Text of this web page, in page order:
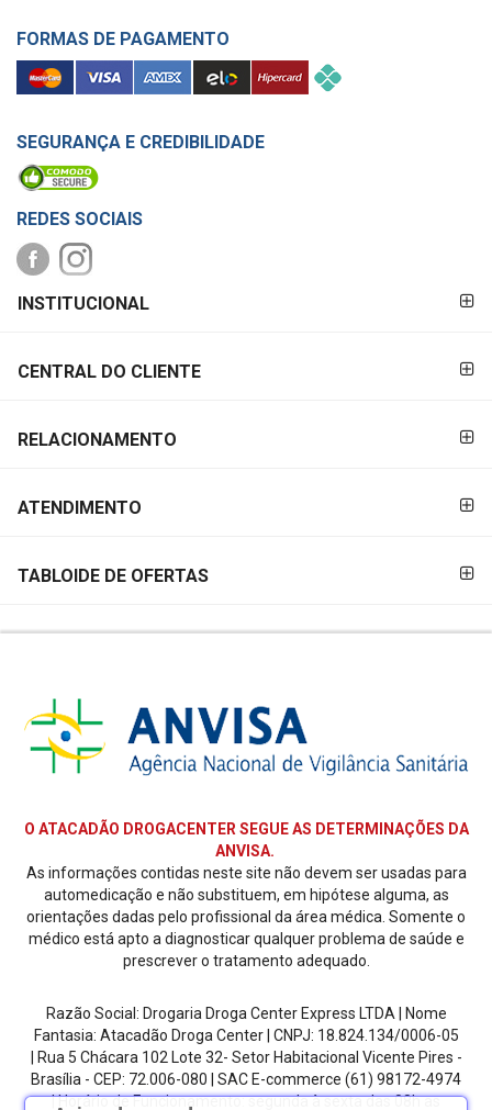
FORMAS DE PAGAMENTO
SEGURANÇA E CREDIBILIDADE
REDES SOCIAIS
PAGAMENTO
INSTITUCIONAL
CENTRAL DO CLIENTE
RELACIONAMENTO
ATENDIMENTO
TABLOIDE DE OFERTAS
O ATACADÃO DROGACENTER SEGUE AS DETERMINAÇÕES DA
ANVISA.
As informações contidas neste site não devem ser usadas para
automedicação e não substituem, em hipótese alguma, as
orientações dadas pelo profissional da área médica. Somente o
médico está apto a diagnosticar qualquer problema de saúde e
prescrever o tratamento adequado.
Razão Social: Drogaria Droga Center Express LTDA | Nome
Fantasia: Atacadão Droga Center | CNPJ: 18.824.134/0006-05
| Rua 5 Chácara 102 Lote 32- Setor Habitacional Vicente Pires -
Brasília - CEP: 72.006-080
| SAC E-commerce (61) 98172-4974
| Horário de Funcionamento: segunda à sexta das 08h as